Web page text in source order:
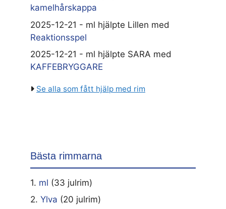
kamelhårskappa
2025-12-21 - ml hjälpte Lillen med
Reaktionsspel
2025-12-21 - ml hjälpte SARA med
KAFFEBRYGGARE
Se alla som fått hjälp med rim
Bästa rimmarna
1. ml (33 julrim)
2. Ylva (20 julrim)